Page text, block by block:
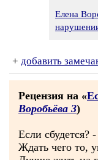
Елена
+ добавить
Рецензия на «
Воробьёва 3)
Если сбудется?
Ждать чего то,